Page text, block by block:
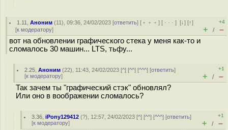
1.11 ,Аноним (11), 09:36, 24/02/2023 [ответить] [ ﹢﹢﹢] [ · · ·][↓] [↑]
[к модератору]
+4
+ / –
вот на обновлении графического стека у меня как-то и
сломалось 30 машин... LTS, тьфу...
2.25 ,Аноним (22), 11:43, 24/02/2023 [^] [^^] [^^^] [ответить]
[к модератору]
+1
+ / –
Так зачем ты "графический стэк" обновлял?
Или оно в воображении сломалось?
3.36 ,iPony129412 (?), 12:57, 24/02/2023 [^] [^^] [^^^] [ответить]
[к модератору]
+1
+ / –